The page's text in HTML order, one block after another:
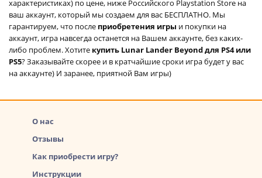
характеристиках) по цене, ниже Российского Playstation Store на
ваш аккаунт, который мы создаем для вас БЕСПЛАТНО. Мы
гарантируем, что после приобретения игры и покупки на
аккаунт, игра навсегда останется на Вашем аккаунте, без каких-
либо проблем. Хотите купить Lunar Lander Beyond для PS4 или
PS5? Заказывайте скорее и в кратчайшие сроки игра будет у вас
на аккаунте) И заранее, приятной Вам игры)
О нас
Отзывы
Как приобрести игру?
Инструкции